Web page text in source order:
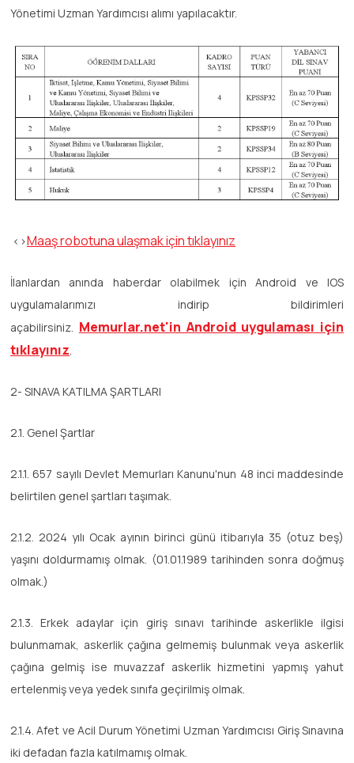
Yönetimi Uzman Yardımcısı alımı yapılacaktır.
<>Maaş robotuna ulaşmak için tıklayınız
İlanlardan anında haberdar olabilmek için Android ve IOS
uygulamalarımızı indirip bildirimleri
açabilirsiniz. Memurlar.net'in Android uygulaması için
tıklayınız.
2- SINAVA KATILMA ŞARTLARI
2.1. Genel Şartlar
2.1.1. 657 sayılı Devlet Memurları Kanunu'nun 48 inci maddesinde
belirtilen genel şartları taşımak.
2.1.2. 2024 yılı Ocak ayının birinci günü itibarıyla 35 (otuz beş)
yaşını doldurmamış olmak. (01.01.1989 tarihinden sonra doğmuş
olmak.)
2.1.3. Erkek adaylar için giriş sınavı tarihinde askerlikle ilgisi
bulunmamak, askerlik çağına gelmemiş bulunmak veya askerlik
çağına gelmiş ise muvazzaf askerlik hizmetini yapmış yahut
ertelenmiş veya yedek sınıfa geçirilmiş olmak.
2.1.4. Afet ve Acil Durum Yönetimi Uzman Yardımcısı Giriş Sınavına
iki defadan fazla katılmamış olmak.